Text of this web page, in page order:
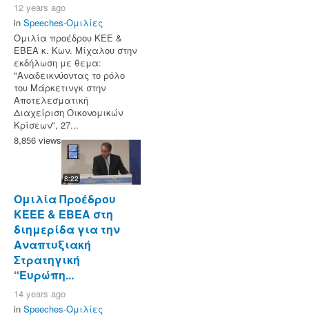
12 years ago
in Speeches-Ομιλίες
Ομιλία προέδρου ΚΕΕ &
ΕΒΕΑ κ. Κων. Μίχαλου στην
εκδήλωση με θεμα:
"Αναδεικνύοντας το ρόλο
του Μάρκετινγκ στην
Αποτελεσματική
Διαχείριση Οικονομικών
Κρίσεων", 27...
8,856 views
8:22
Ομιλία Προέδρου
KEEE & ΕΒΕΑ στη
διημερίδα για την
Αναπτυξιακή
Στρατηγική
“Ευρώπη...
14 years ago
in Speeches-Ομιλίες